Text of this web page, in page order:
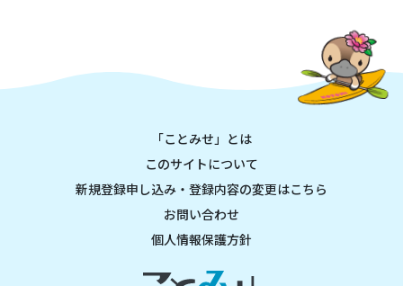
「ことみせ」とは
このサイトについて
新規登録申し込み・登録内容の変更はこちら
お問い合わせ
個人情報保護方針